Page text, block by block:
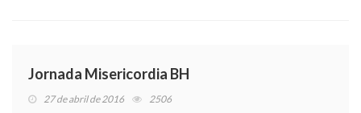
Jornada Misericordia BH
27 de abril de 2016 2506